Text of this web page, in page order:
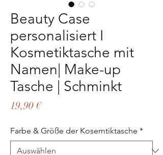
Beauty Case
personalisiert I
Kosmetiktasche mit
Namen| Make-up
Tasche | Schminkt
19,90 €Preis
Farbe & Größe der Kosemtiktasche *